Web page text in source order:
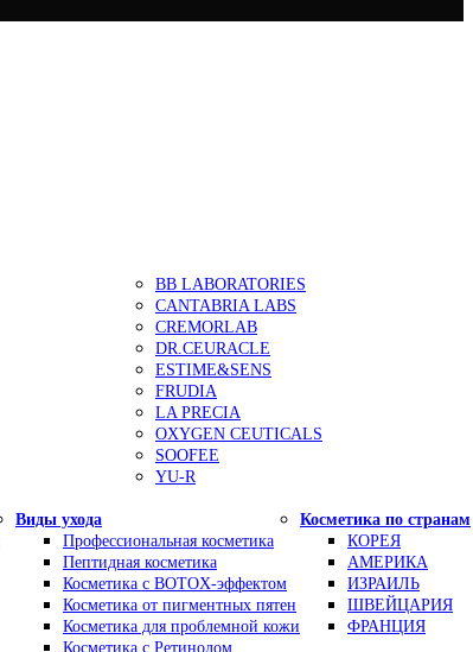
BB LABORATORIES
CANTABRIA LABS
CREMORLAB
DR.CEURACLE
ESTIME&SENS
FRUDIA
LA PRECIA
OXYGEN CEUTICALS
SOOFEE
YU-R
Виды ухода
Профессиональная косметика
Пептидная косметика
Косметика с BOTOX-эффектом
Косметика от пигментных пятен
Косметика для проблемной кожи
Косметика с Ретинолом
Косметика по странам
КОРЕЯ
АМЕРИКА
ИЗРАИЛЬ
ШВЕЙЦАРИЯ
ФРАНЦИЯ